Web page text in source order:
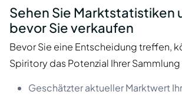
Sehen Sie Marktstatistiken
bevor Sie verkaufen
Bevor Sie eine Entscheidung treffen,
Spiritory das Potenzial Ihrer
Geschätzter aktueller Marktwert